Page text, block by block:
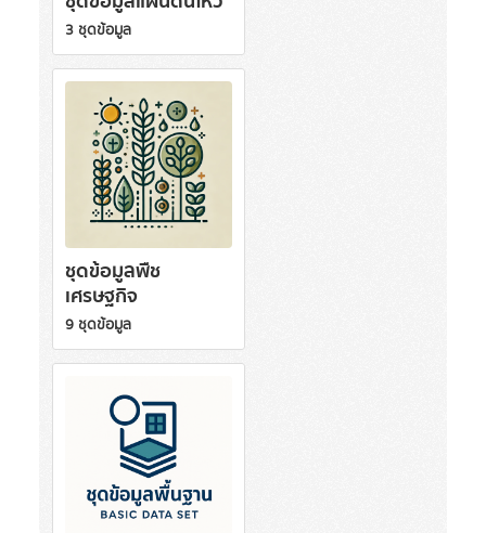
3 ชุดข้อมูล
ชุดข้อมูลพืช
เศรษฐกิจ
9 ชุดข้อมูล